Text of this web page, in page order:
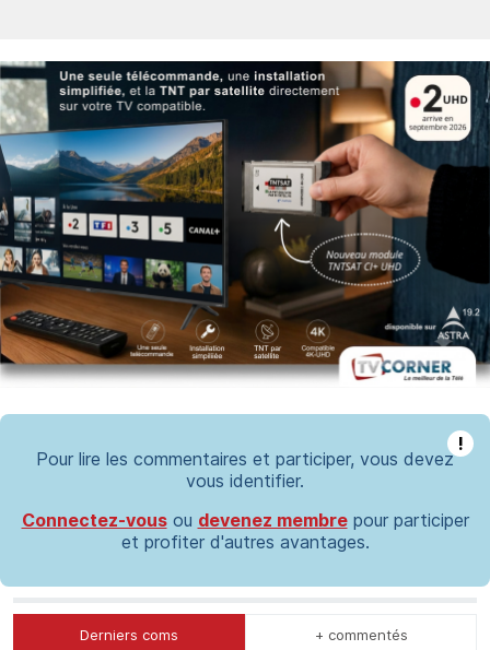
!
Pour lire les commentaires et participer, vous devez
vous identifier.
Connectez-vousou devenez membrepour participer
et profiter d'autres avantages.
Derniers coms + commentés